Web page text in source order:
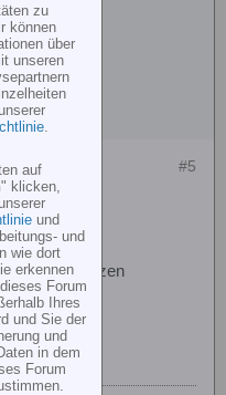
#5
nutzen
zu
können
über
unseren
.
auf
" klicken,
und
und
wie dort
erkennen
Forum
Ihres
und Sie der
und
in dem
Forum